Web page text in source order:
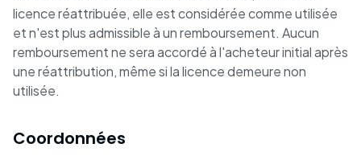
licence réattribuée, elle est considérée comme utilisée
et n'est plus admissible à un remboursement. Aucun
remboursement ne sera accordé à l'acheteur initial après
une réattribution, même si la licence demeure non
utilisée.
Coordonnées